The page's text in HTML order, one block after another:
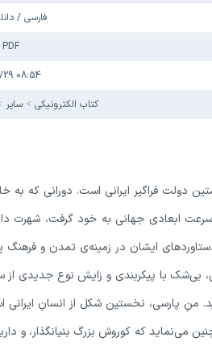
فارسی /
PDF
29 08:54
كتاب الكترونیکی سایر
دولت فراگیر ایرانی است. دورانی که به
ابعادی جهانی به خود گرفت، شهرت
ایشان در زمینه‌ی تمدن و فرهنگ
بی‌شک با پیکربندی و زایش نوع جدیدی از
منِ پارسی، نخستین شکل از انسانِ ایرانی
می‌نماید که کوروش بزرگ بنیانگذار، و